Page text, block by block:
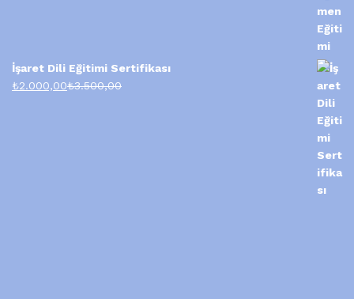
İşaret Dili Eğitimi Sertifikası
₺2.000,00₺3.500,00